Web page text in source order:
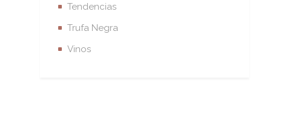
Tendencias
Trufa Negra
Vinos